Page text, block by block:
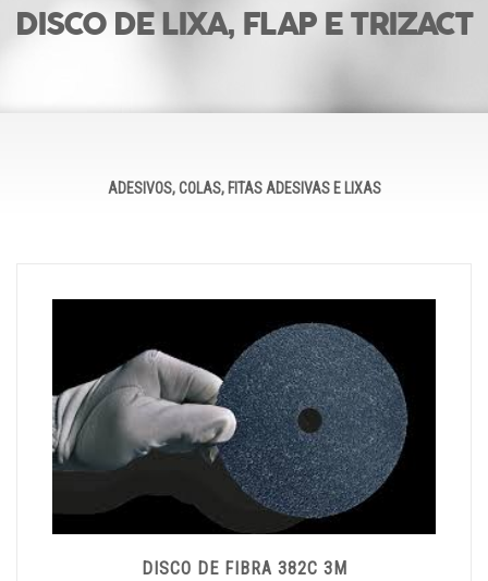
DISCO DE LIXA, FLAP E TRIZACT
ADESIVOS, COLAS, FITAS ADESIVAS E LIXAS
DISCO DE FIBRA 382C 3M